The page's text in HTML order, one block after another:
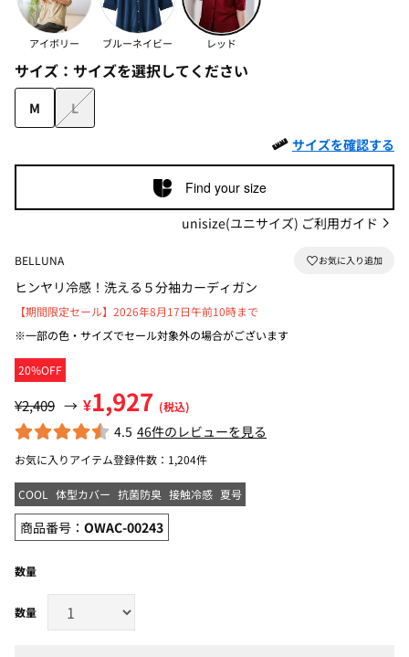
アイボリー ブルーネイビー レッド
サイズ： サイズを選択してください
M
L
サイズを確認する
Find your size
unisize(ユニサイズ) ご利用ガイド
BELLUNA
ヒンヤリ冷感！洗える５分袖カーディガン
20%OFF
【期間限定セール】2026年8月17日午前10時まで
※一部の色・サイズでセール対象外の場合がございます
¥2,409 → ¥1,927 (税込)
4.5 46件のレビューを見る
お気に入りアイテム登録件数： 1,204件
COOL 体型カバー 抗菌防臭 接触冷感 夏号
商品番号： OWAC-00243
数量